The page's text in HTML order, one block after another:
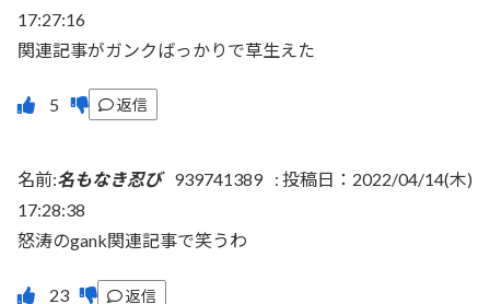
17:27:16
関連記事がガンクばっかりで草生えた
返信
名前:名もなき忍び 939741389 : 投稿日：2022/04/14(木)
17:28:38
怒涛のgank関連記事で笑うわ
返信